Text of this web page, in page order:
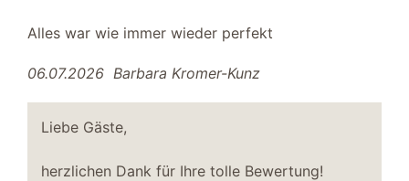
Alles war wie immer wieder perfekt
06.07.2026 Barbara Kromer-Kunz
Liebe Gäste,
herzlichen Dank für Ihre tolle Bewertung!